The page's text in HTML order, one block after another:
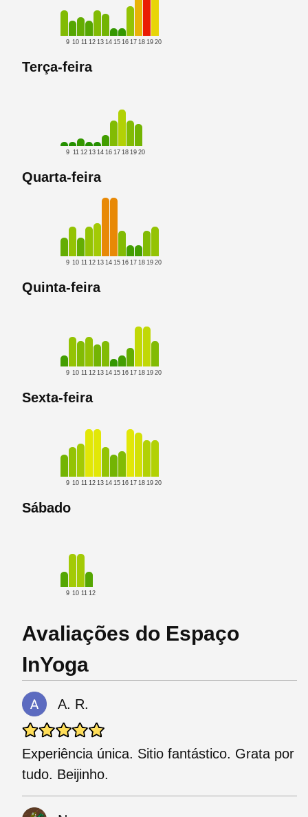
9 10 11 12 13 14 15 16 17 18 19 20
Terça-feira
9 11 12 13 14 16 17 18 19 20
Quarta-feira
9 10 11 12 13 14 15 16 17 18 19 20
Quinta-feira
9 10 11 12 13 14 15 16 17 18 19 20
Sexta-feira
9 10 11 12 13 14 15 16 17 18 19 20
Sábado
9 10 11 12
Avaliações do Espaço
InYoga
A. R.
Experiência única. Sitio fantástico. Grata por
tudo. Beijinho.